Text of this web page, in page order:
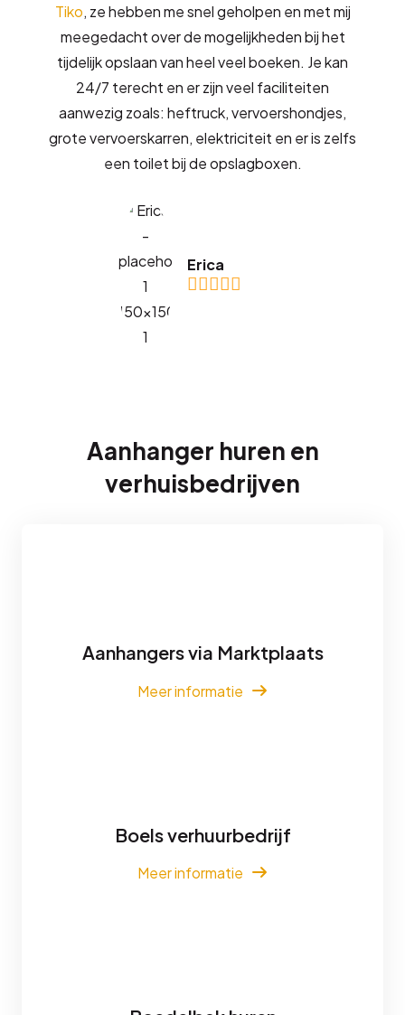
Tiko, ze hebben me snel geholpen en met mij
meegedacht over de mogelijkheden bij het
tijdelijk opslaan van heel veel boeken. Je kan
24/7 terecht en er zijn veel faciliteiten
aanwezig zoals: heftruck, vervoershondjes,
grote vervoerskarren, elektriciteit en er is zelfs
een toilet bij de opslagboxen.
Erica
Aanhanger huren en
verhuisbedrijven
Aanhangers via Marktplaats
Meer informatie
Boels verhuurbedrijf
Meer informatie